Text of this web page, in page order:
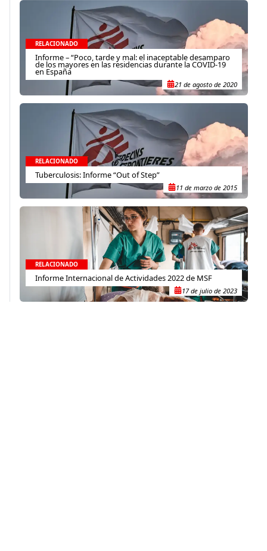
RELACIONADO
Informe – “Poco, tarde y mal: el inaceptable desamparo
de los mayores en las residencias durante la COVID-19
en España
21 de agosto de 2020
RELACIONADO
Tuberculosis: Informe “Out of Step”
11 de marzo de 2015
RELACIONADO
Informe Internacional de Actividades 2022 de MSF
17 de julio de 2023